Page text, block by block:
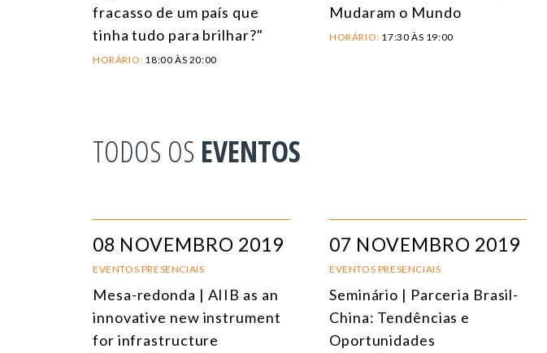
fracasso de um país que
tinha tudo para brilhar?"
HORÁRIO: 18:00 ÀS 20:00
Mudaram o Mundo
HORÁRIO: 17:30 ÀS 19:00
TODOS OS EVENTOS
08 NOVEMBRO 2019
EVENTOS PRESENCIAIS
Mesa-redonda | AIIB as an
innovative new instrument
for infrastructure
07 NOVEMBRO 2019
EVENTOS PRESENCIAIS
Seminário | Parceria Brasil-
China: Tendências e
Oportunidades